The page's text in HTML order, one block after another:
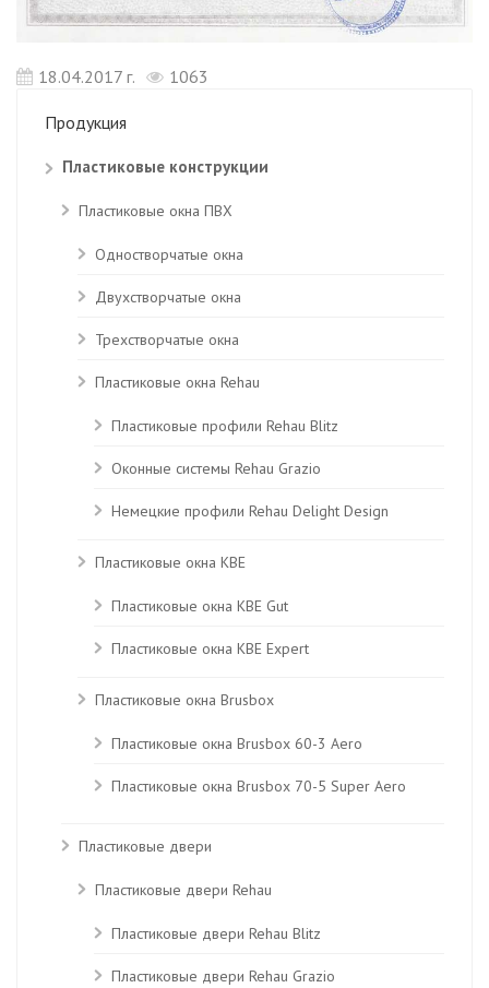
18.04.2017 г. 1063
Продукция
Пластиковые конструкции
Пластиковые окна ПВХ
Одностворчатые окна
Двухстворчатые окна
Трехстворчатые окна
Пластиковые окна Rehau
Пластиковые профили Rehau Blitz
Оконные системы Rehau Grazio
Немецкие профили Rehau Delight Design
Пластиковые окна KBE
Пластиковые окна КВЕ Gut
Пластиковые окна КВЕ Expert
Пластиковые окна Brusbox
Пластиковые окна Brusbox 60-3 Aero
Пластиковые окна Brusbox 70-5 Super Aero
Пластиковые двери
Пластиковые двери Rehau
Пластиковые двери Rehau Blitz
Пластиковые двери Rehau Grazio